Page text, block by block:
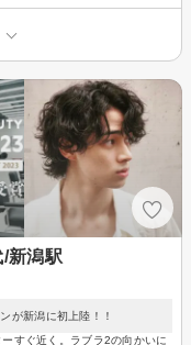
新潟駅
が新潟に初上陸！！
すぐ近く。ラブラ2の向かいに